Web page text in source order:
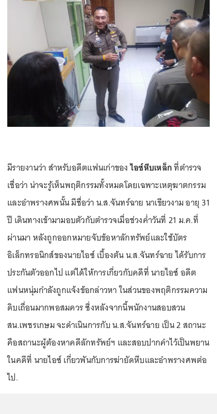
มีรายงานว่า สำหรับอดีตแฟนเก่าของไอซ์หีบเหล็กที่ตำรวจ
เชื่อว่า น่าจะรู้เห็นพฤติกรรมทั้งหมดโดยเฉพาะเหตุฆาตกรรม
และอำพรางศพนั้น มีชื่อว่า น.ส.จันทร์ฉาย นาเขียวงาม อายุ 31
ปี เดินทางเข้ามามอบตัวกับตำรวจเมื่อช่วงค่ำวันที่ 21 ม.ค.ที่
ผ่านมา หลังถูกออกหมายจับข้อหาลักทรัพย์และใช้บัตร
อิเล็กทรอนิกส์ของนายไอซ์ เบื้องต้น น.ส.จันทร์ฉาย ได้รับการ
ประกันตัวออกไป แต่ได้ให้การเกี่ยวกับคดีที่ นายไอซ์ อดีต
แฟนหนุ่มกำลังถูกแจ้งข้อกล่าวหา ในส่วนของพฤติกรรมความ
ดิบเถื่อนมากพอสมควร ซึ่งหลังจากนี้พนักงานสอบสวน
สน.เพชรเกษม จะดำเนินการกับ น.ส.จันทร์ฉาย เป็น 2 สถานะ
คือสถานะผู้ต้องหาคดีลักทรัพย์ฯ และสอบปากคำไว้เป็นพยาน
ในคดีที่ นายไอซ์ เกี่ยวพันกับการฆ่ายัดหีบและอำพรางศพต่อ
ไป.